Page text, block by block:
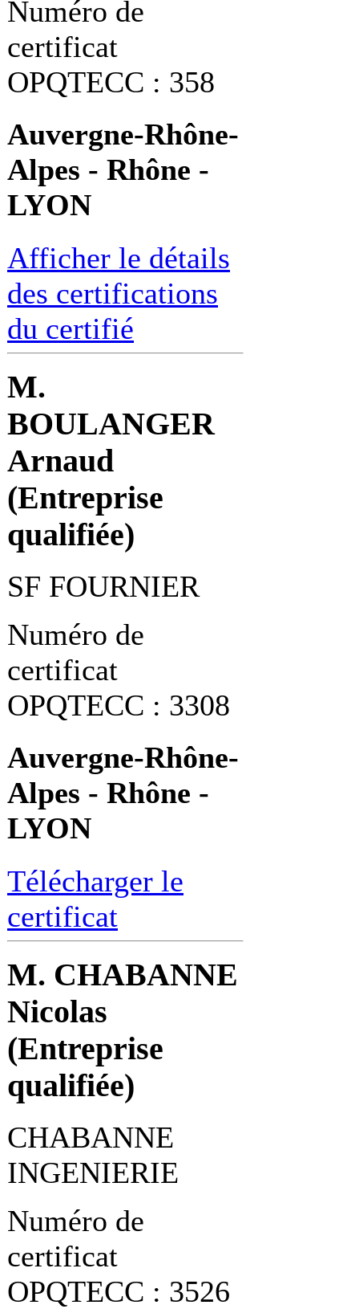
Numéro de
certificat
OPQTECC : 358
Auvergne-Rhône-
Alpes - Rhône -
LYON
Afficher le détails
des certifications
du certifié
M.
BOULANGER
Arnaud
(Entreprise
qualifiée)
SF FOURNIER
Numéro de
certificat
OPQTECC : 3308
Auvergne-Rhône-
Alpes - Rhône -
LYON
Télécharger le
certificat
M. CHABANNE
Nicolas
(Entreprise
qualifiée)
CHABANNE
INGENIERIE
Numéro de
certificat
OPQTECC : 3526